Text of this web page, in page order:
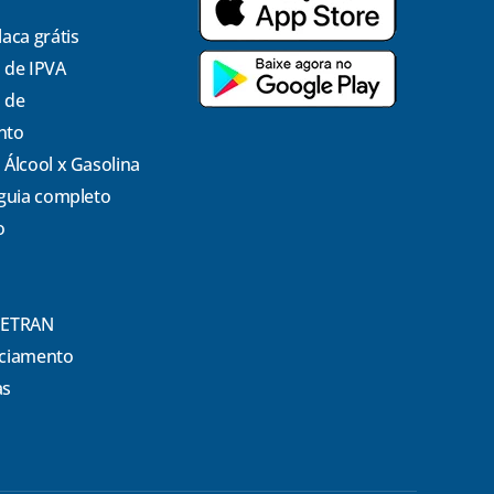
grátis
IPVA
de
x Gasolina
completo